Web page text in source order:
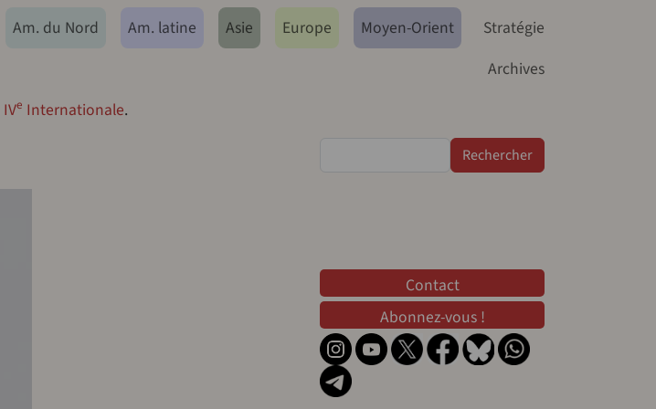
Am. du Nord Am. latine Asie Europe Moyen-Orient
Stratégie
Archives
IVe Internationale.
Contact
Abonnez-vous !